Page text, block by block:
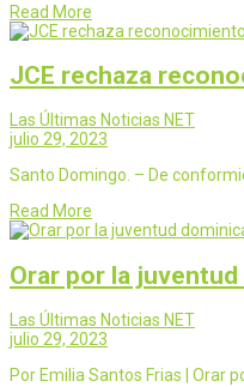
Read More
JCE rechaza
Las Últimas Noticias NET
julio 29, 2023
Santo Domingo. – De
Read More
Orar por la
Las Últimas Noticias NET
julio 29, 2023
Por Emilia Santos Frias | Orar